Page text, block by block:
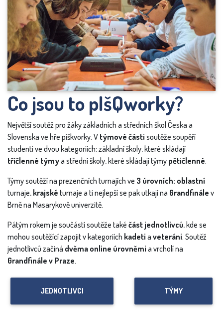
Co jsou to pIšQworky?
Největší soutěž pro žákyzákladních a středních škol Česka a
Slovenska ve hře piškvorky. V týmové části soutěže soupěří
studenti ve dvou kategoriích: základní školy, které skládají
tříčlenné týmya střední školy, které skládají týmy pětičlenné.
Týmy soutěží na prezenčních turnajích ve 3 úrovních: oblastní
turnaje, krajské turnaje a ti nejlepší se pak utkají na Grandfinále v
Brně na Masarykově univerzitě.
Pátým rokem je součástí soutěže také část jednotlivců, kde se
mohou soutěžící zapojit v kategoriích kadeti a veteráni. Soutěž
jednotlivců začíná dvěma online úrovněmi a vrcholí na
Grandfinále v Praze.
JEDNOTLIVCI TÝMY